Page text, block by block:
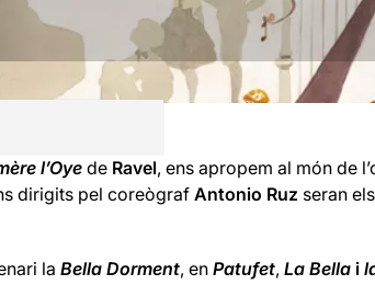
l’Oyede Ravel, ens apropem al món de
dirigits pel coreògraf Antonio Ruz seran
la Bella Dorment, en Patufet, La Bella i